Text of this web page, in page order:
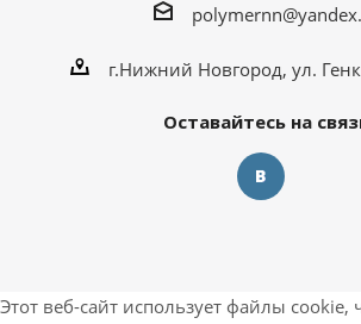
г.Нижний Новгород, ул.
Оставайтесь на
Этот веб-сайт использует файлы